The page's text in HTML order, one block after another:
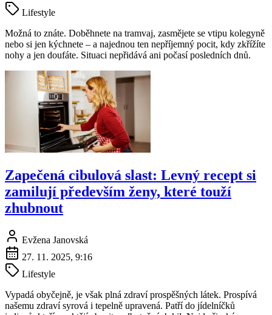
Lifestyle
Možná to znáte. Doběhnete na tramvaj, zasmějete se vtipu kolegyně
nebo si jen kýchnete – a najednou ten nepříjemný pocit, kdy zkřížíte
nohy a jen doufáte. Situaci nepřidává ani počasí posledních dnů.
Zapečená cibulová slast: Levný recept si
zamilují především ženy, které touží
zhubnout
Evžena Janovská
27. 11. 2025, 9:16
Lifestyle
Vypadá obyčejně, je však plná zdraví prospěšných látek. Prospívá
našemu zdraví syrová i tepelně upravená. Patří do jídelníčků